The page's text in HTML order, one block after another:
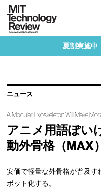
夏割実施中
ニュース
A Modular Exoskeleton Will Make
アニメ用語ぽい
動外骨格（MAX
安価で軽量な外骨格が普及
ボット化する。